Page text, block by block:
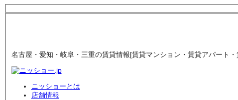
名古屋・愛知・岐阜・三重の賃貸情報[賃貸マンション・賃貸アパート
ニッショーとは
店舗情報